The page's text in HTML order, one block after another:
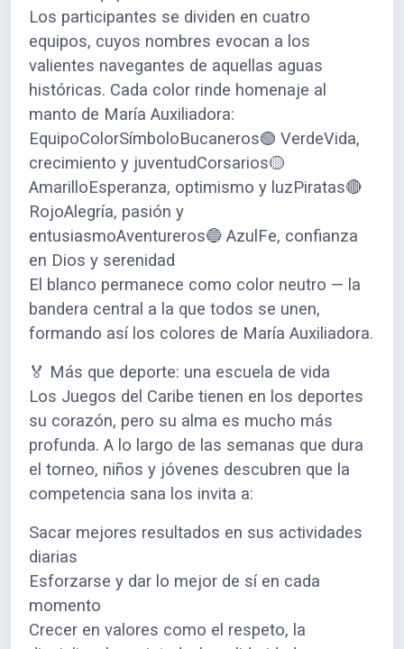
Los participantes se dividen en cuatro
equipos, cuyos nombres evocan a los
valientes navegantes de aquellas aguas
históricas. Cada color rinde homenaje al
manto de María Auxiliadora:
EquipoColorSímboloBucaneros🟢 VerdeVida,
crecimiento y juventudCorsarios🟡
AmarilloEsperanza, optimismo y luzPiratas🔴
RojoAlegría, pasión y
entusiasmoAventureros🔵 AzulFe, confianza
en Dios y serenidad
El blanco permanece como color neutro — la
bandera central a la que todos se unen,
formando así los colores de María Auxiliadora.
🏅 Más que deporte: una escuela de vida
Los Juegos del Caribe tienen en los deportes
su corazón, pero su alma es mucho más
profunda. A lo largo de las semanas que dura
el torneo, niños y jóvenes descubren que la
competencia sana los invita a:
Sacar mejores resultados en sus actividades
diarias
Esforzarse y dar lo mejor de sí en cada
momento
Crecer en valores como el respeto, la